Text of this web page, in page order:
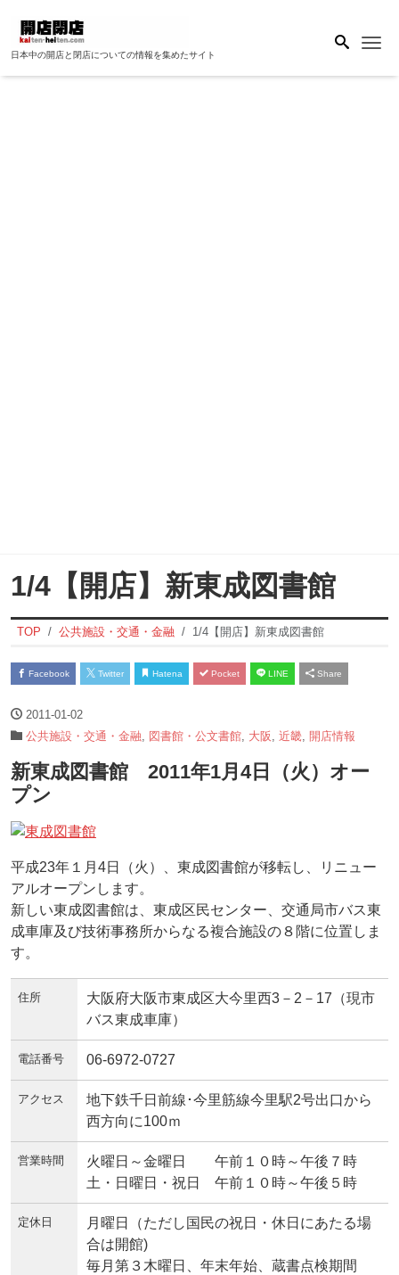
日本中の開店と閉店についての情報を集めたサイト
1/4【開店】新東成図書館
TOP 公共施設・交通・金融 1/4【開店】新東成図書館
Facebook Twitter Hatena Pocket LINE Share
2011-01-02
公共施設・交通・金融
図書館・公文書館 大阪 近畿 開店情報
新東成図書館 2011年1月4日（火）オー
プン
平成23年１月4日（火）、東成図書館が移転し、リニュー
アルオープンします。
新しい東成図書館は、東成区民センター、交通局市バス東
成車庫及び技術事務所からなる複合施設の８階に位置しま
す。
住所
大阪府大阪市東成区大今里西3－2－17（現市
バス東成車庫）
電話番号 06-6972-0727
アクセス
地下鉄千日前線･今里筋線今里駅2号出口から
西方向に100ｍ
営業時間
火曜日～金曜日 午前１０時～午後７時
土・日曜日・祝日 午前１０時～午後５時
定休日
月曜日（ただし国民の祝日・休日にあたる場
合は開館)
毎月第３木曜日、年末年始、蔵書点検期間